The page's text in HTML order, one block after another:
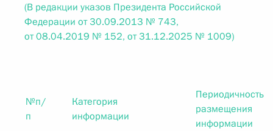
(В редакции указов Президента Российской
Федерации от 30.09.2013 № 743,
от 08.04.2019 № 152, от 31.12.2025 № 1009)
№п/
п
Категория
информации
Периодичность
размещения
информации